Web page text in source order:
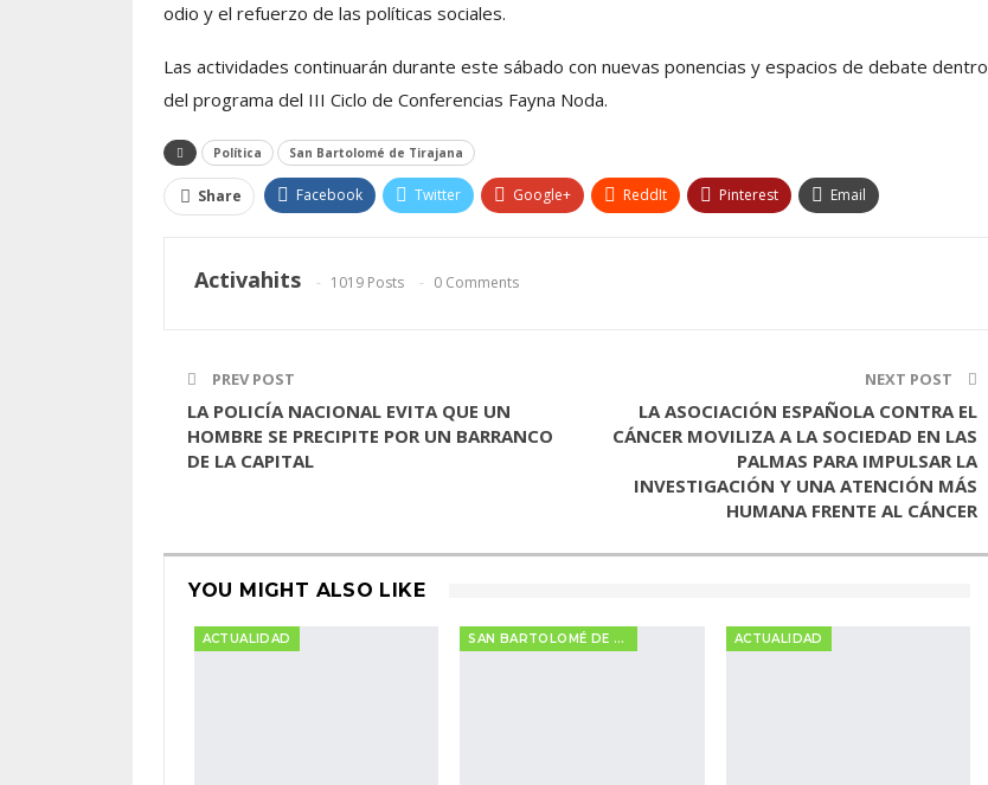
odio y el refuerzo de las políticas sociales.
Las actividades continuarán durante este sábado con nuevas ponencias y espacios de debate dentro
del programa del III Ciclo de Conferencias Fayna Noda.
Política San Bartolomé de Tirajana
Share Facebook Twitter Google+ ReddIt Pinterest Email
Activahits 1019 Posts 0 Comments
PREV POST
LA POLICÍA NACIONAL EVITA QUE UN
HOMBRE SE PRECIPITE POR UN BARRANCO
DE LA CAPITAL
NEXT POST
LA ASOCIACIÓN ESPAÑOLA CONTRA EL
CÁNCER MOVILIZA A LA SOCIEDAD EN LAS
PALMAS PARA IMPULSAR LA
INVESTIGACIÓN Y UNA ATENCIÓN MÁS
HUMANA FRENTE AL CÁNCER
YOU MIGHT ALSO LIKE
ACTUALIDAD SAN BARTOLOMÉ DE TIRAJANA ACTUALIDAD